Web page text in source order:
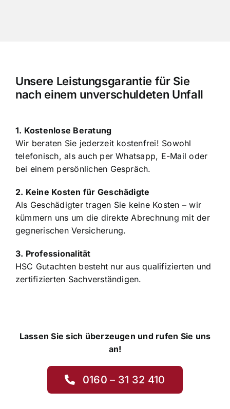
Unsere Leistungsgarantie für Sie
nach einem unverschuldeten Unfall
1. Kostenlose Beratung
Wir beraten Sie jederzeit kostenfrei! Sowohl
telefonisch, als auch per Whatsapp, E-Mail oder
bei einem persönlichen Gespräch.
2. Keine Kosten für Geschädigte
Als Geschädigter tragen Sie keine Kosten – wir
kümmern uns um die direkte Abrechnung mit der
gegnerischen Versicherung.
3. Professionalität
HSC Gutachten besteht nur aus qualifizierten und
zertifizierten Sachverständigen.
Lassen Sie sich überzeugen und rufen Sie uns
an!
0160 – 31 32 410